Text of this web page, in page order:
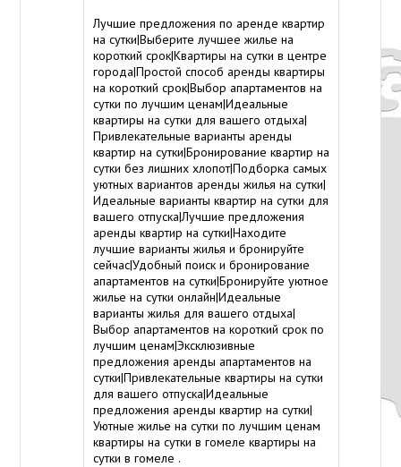
Лучшие предложения по аренде квартир
на сутки|Выберите лучшее жилье на
короткий срок|Квартиры на сутки в центре
города|Простой способ аренды квартиры
на короткий срок|Выбор апартаментов на
сутки по лучшим ценам|Идеальные
квартиры на сутки для вашего отдыха|
Привлекательные варианты аренды
квартир на сутки|Бронирование квартир на
сутки без лишних хлопот|Подборка самых
уютных вариантов аренды жилья на сутки|
Идеальные варианты квартир на сутки для
вашего отпуска|Лучшие предложения
аренды квартир на сутки|Находите
лучшие варианты жилья и бронируйте
сейчас|Удобный поиск и бронирование
апартаментов на сутки|Бронируйте уютное
жилье на сутки онлайн|Идеальные
варианты жилья для вашего отдыха|
Выбор апартаментов на короткий срок по
лучшим ценам|Эксклюзивные
предложения аренды апартаментов на
сутки|Привлекательные квартиры на сутки
для вашего отпуска|Идеальные
предложения аренды квартир на сутки|
Уютные жилье на сутки по лучшим ценам
квартиры на сутки в гомелеквартиры на
сутки в гомеле .